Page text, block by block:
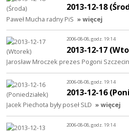
2013-12-18
Paweł Mucha radny PiS » więcej
2006-08-08, godz. 19:14
2013-12-17
Jarosław Mroczek prezes Pogoni Szczecin
2006-08-08, godz. 19:14
2013-12-16
Jacek Piechota były poseł SLD » więcej
2006-08-08, godz. 19:14